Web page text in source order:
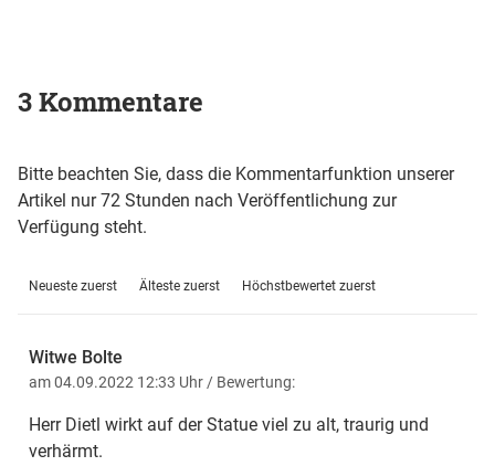
3 Kommentare
Bitte beachten Sie, dass die Kommentarfunktion unserer
Artikel nur 72 Stunden nach Veröffentlichung zur
Verfügung steht.
Neueste zuerst Älteste zuerst Höchstbewertet zuerst
Witwe Bolte
am 04.09.2022 12:33 Uhr/ Bewertung:
Herr Dietl wirkt auf der Statue viel zu alt, traurig und
verhärmt.